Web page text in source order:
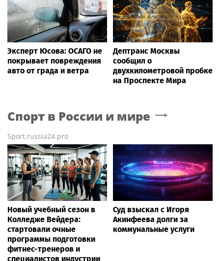
Эксперт Юсова: ОСАГО не
покрывает повреждения
авто от града и ветра
Дептранс Москвы
сообщил о
двухкилометровой пробке
на Проспекте Мира
Спорт в России и мире
Sport.russia24.pro
Новый учебный сезон в
Колледже Вейдера:
стартовали очные
программы подготовки
фитнес-тренеров и
специалистов индустрии
Суд взыскал с Игоря
Акинфеева долги за
коммунальные услуги